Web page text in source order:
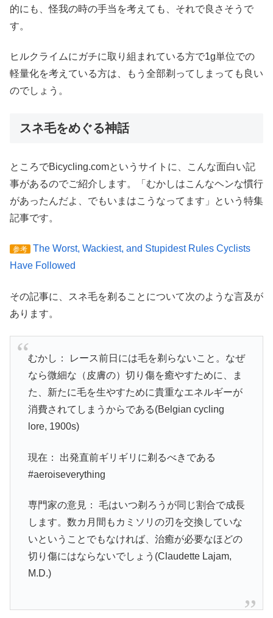
的にも、怪我の時の手当を考えても、それで良さそうで
す。
ヒルクライムにガチに取り組まれている方で1g単位での
軽量化を考えている方は、もう全部剃ってしまっても良い
のでしょう。
スネ毛をめぐる神話
ところでBicycling.comというサイトに、こんな面白い記
事があるのでご紹介します。「むかしはこんなヘンな慣行
があったんだよ、でもいまはこうなってます」という特集
記事です。
参考
The Worst, Wackiest, and Stupidest Rules Cyclists
Have Followed
その記事に、スネ毛を剃ることについて次のような言及が
あります。
むかし： レース前日には毛を剃らないこと。なぜ
なら微細な（皮膚の）切り傷を癒やすために、ま
た、新たに毛を生やすために貴重なエネルギーが
消費されてしまうからである(Belgian cycling
lore, 1900s)
現在： 出発直前ギリギリに剃るべきである
#aeroiseverything
専門家の意見： 毛はいつ剃ろうが同じ割合で成長
します。数カ月間もカミソリの刃を交換していな
いということでもなければ、治癒が必要なほどの
切り傷にはならないでしょう(Claudette Lajam,
M.D.)